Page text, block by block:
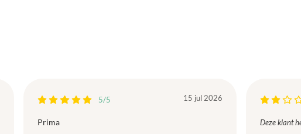
5/5 15 jul 2026
Prima
Deze klant